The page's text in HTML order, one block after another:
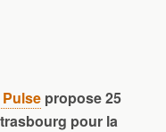
propose 25
pour la